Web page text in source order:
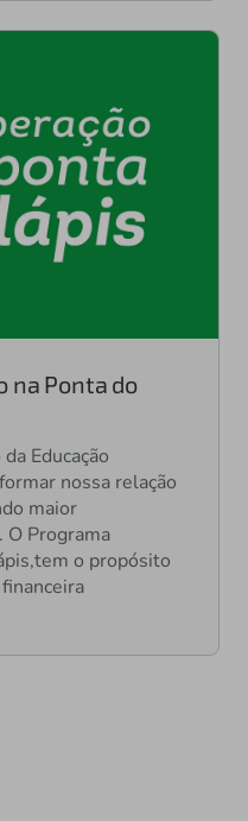
na Ponta do
Educação
nossa relação
maior
O Programa
o propósito